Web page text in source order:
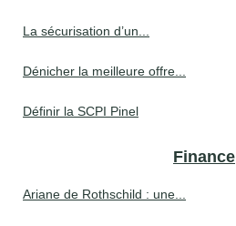
La sécurisation d’un...
Dénicher la meilleure offre...
Définir la SCPI Pinel
Finance
Ariane de Rothschild : une...